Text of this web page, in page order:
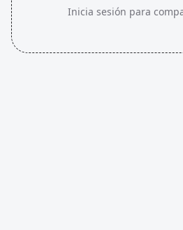
Inicia sesión para